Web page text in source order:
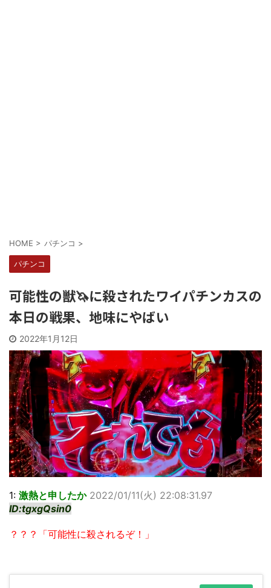
HOME > パチンコ >
パチンコ
可能性の獣🦄に殺されたワイパチンカスの
本日の戦果、地味にやばい
2022年1月12日
1: 激熱と申したか 2022/01/11(火) 22:08:31.97
ID:tgxgQsin0
？？？「可能性に殺されるぞ！」